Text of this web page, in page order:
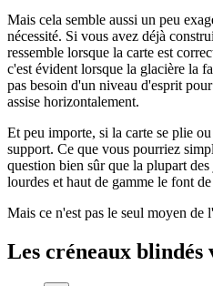
Mais cela semble aussi un peu
nécessité. Si vous avez déjà
ressemble lorsque la carte est
c'est évident lorsque la glacière la
pas besoin d'un niveau d'esprit
assise horizontalement.
Et peu importe, si la carte se plie
support. Ce que vous pourriez
question bien sûr que la plupart
lourdes et haut de gamme le font
Mais ce n'est pas le seul moyen de
Les créneaux blindés